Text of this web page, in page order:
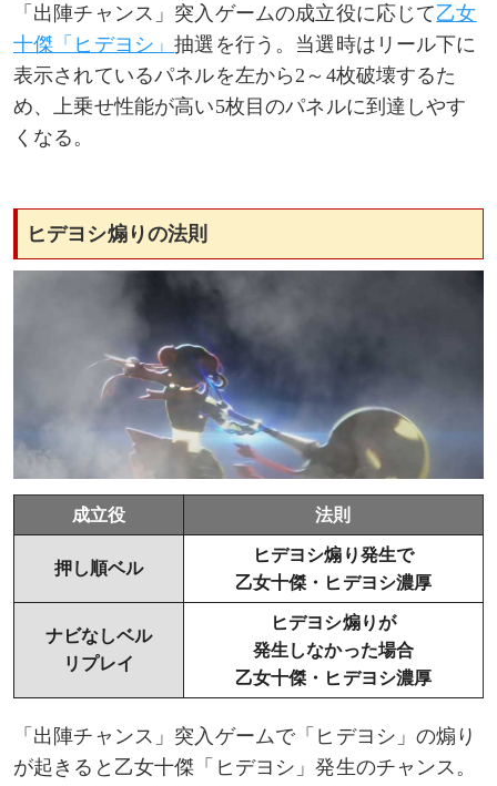
「出陣チャンス」突入ゲームの成立役に応じて乙女
十傑「ヒデヨシ」抽選を行う。当選時はリール下に
表示されているパネルを左から2～4枚破壊するた
め、上乗せ性能が高い5枚目のパネルに到達しやす
くなる。
ヒデヨシ煽りの法則
成立役 法則
押し順ベル
ヒデヨシ煽り発生で
乙女十傑・ヒデヨシ濃厚
ナビなしベル
リプレイ
ヒデヨシ煽りが
発生しなかった場合
乙女十傑・ヒデヨシ濃厚
「出陣チャンス」突入ゲームで「ヒデヨシ」の煽り
が起きると乙女十傑「ヒデヨシ」発生のチャンス。